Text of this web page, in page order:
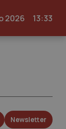
2026 13:33
Newsletter